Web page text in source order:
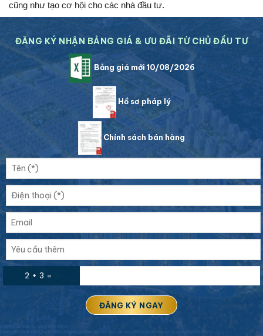
cũng như tạo cơ hội cho các nhà đầu tư.
ĐĂNG KÝ NHẬN BẢNG GIÁ & ƯU ĐÃI TỪ CHỦ ĐẦU TƯ
Bảng giá mới 10/08/2026
Hồ sơ pháp lý
Chính sách bán hàng
2 + 3 =